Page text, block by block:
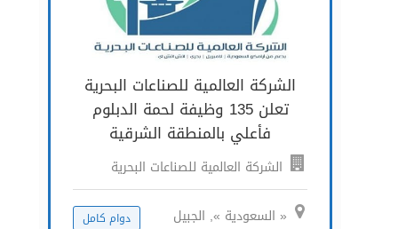
الشركة العالمية للصناعات البحرية
تعلن 135 وظيفة لحمة الدبلوم
فأعلي بالمنطقة الشرقية
الشركة العالمية للصناعات البحرية
« السعودية », الجبيل
دوام كامل